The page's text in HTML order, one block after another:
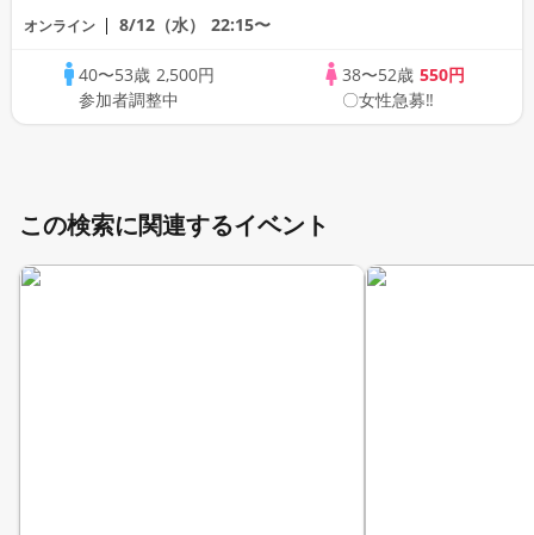
ちで乾杯しませんか♪♪ ☆全国の方が対象
PARTY!!
オンライン 8/12（水） 22:15〜
40〜53歳 2,500円
参加者調整中
38〜52歳 550円
〇女性急募‼
この検索に関連するイベント